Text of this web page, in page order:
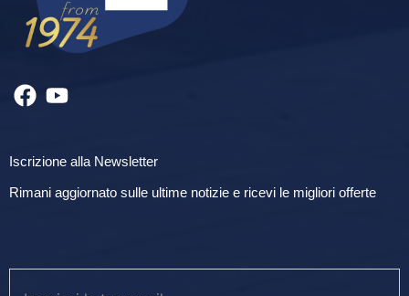
Iscrizione alla Newsletter
Rimani aggiornato sulle ultime notizie e ricevi le migliori offerte